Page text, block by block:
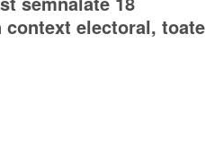
electoral, toate